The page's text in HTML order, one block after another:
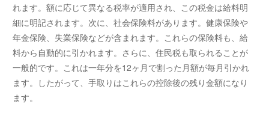
れます。額に応じて異なる税率が適用され、この税金は給料明
細に明記されます。次に、社会保険料があります。健康保険や
年金保険、失業保険などが含まれます。これらの保険料も、給
料から自動的に引かれます。さらに、住民税も取られることが
一般的です。これは一年分を12ヶ月で割った月額が毎月引かれ
ます。したがって、手取りはこれらの控除後の残り金額になり
ます。